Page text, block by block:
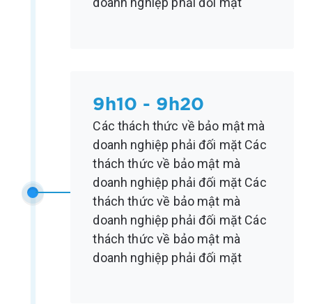
9h10 - 9h20
Các thách thức về bảo mật mà
doanh nghiệp phải đối mặt Các
thách thức về bảo mật mà
doanh nghiệp phải đối mặt Các
thách thức về bảo mật mà
doanh nghiệp phải đối mặt Các
thách thức về bảo mật mà
doanh nghiệp phải đối mặt